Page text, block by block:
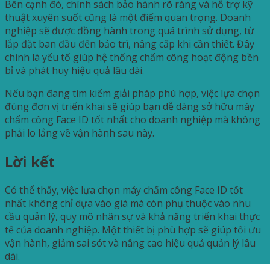
Bên cạnh đó, chính sách bảo hành rõ ràng và hỗ trợ kỹ
thuật xuyên suốt cũng là một điểm quan trọng. Doanh
nghiệp sẽ được đồng hành trong quá trình sử dụng, từ
lắp đặt ban đầu đến bảo trì, nâng cấp khi cần thiết. Đây
chính là yếu tố giúp hệ thống chấm công hoạt động bền
bỉ và phát huy hiệu quả lâu dài.
Nếu bạn đang tìm kiếm giải pháp phù hợp, việc lựa chọn
đúng đơn vị triển khai sẽ giúp bạn dễ dàng sở hữu máy
chấm công Face ID tốt nhất cho doanh nghiệp mà không
phải lo lắng về vận hành sau này.
Lời kết
Có thể thấy, việc lựa chọn máy chấm công Face ID tốt
nhất không chỉ dựa vào giá mà còn phụ thuộc vào nhu
cầu quản lý, quy mô nhân sự và khả năng triển khai thực
tế của doanh nghiệp. Một thiết bị phù hợp sẽ giúp tối ưu
vận hành, giảm sai sót và nâng cao hiệu quả quản lý lâu
dài.